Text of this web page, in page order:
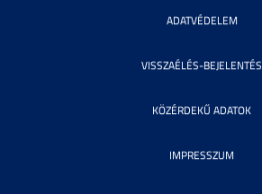
ADATVÉDELEM
VISSZAÉLÉS-BEJELENTÉS
KÖZÉRDEKŰ ADATOK
IMPRESSZUM